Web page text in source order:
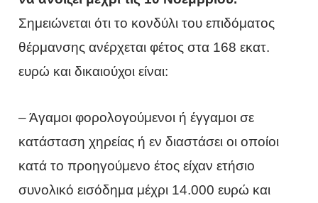
Σημειώνεται ότι το κονδύλι του επιδόματος
θέρμανσης ανέρχεται φέτος στα 168 εκατ.
ευρώ και δικαιούχοι είναι:
– Άγαμοι φορολογούμενοι ή έγγαμοι σε
κατάσταση χηρείας ή εν διαστάσει οι οποίοι
κατά το προηγούμενο έτος είχαν ετήσιο
συνολικό εισόδημα μέχρι 14.000 ευρώ και